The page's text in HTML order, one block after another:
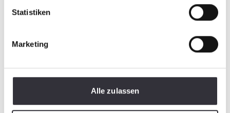
Statistiken
Marketing
Alle zulassen